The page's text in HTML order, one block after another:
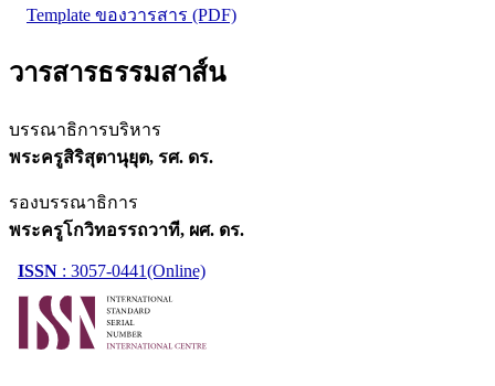
Template ของวารสาร (PDF)
วารสารธรรมสาส์น
บรรณาธิการบริหาร
พระครูสิริสุตานุยุต, รศ. ดร.
รองบรรณาธิการ
พระครูโกวิทอรรถวาที, ผศ. ดร.
ISSN : 3057-0441(Online)